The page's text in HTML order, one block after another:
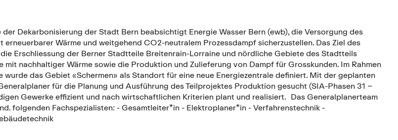
der Dekarbonisierung der Stadt Bern beabsichtigt Energie Wasser Bern (ewb), die Versorgung des
Wärme und weitgehend CO2-neutralem Prozessdampf sicherzustellen. Das Ziel des
Erschliessung der Berner Stadtteile Breitenrain-Lorraine und nördliche Gebiete des Stadtteils
mit nachhaltiger Wärme sowie die Produktion und Zulieferung von Dampf für Grosskunden. Im Rahmen
das Gebiet «Schermen» als Standort für eine neue Energiezentrale definiert. Mit der geplanten
für die Planung und Ausführung des Teilprojektes Produktion gesucht (SIA-Phasen 31 –
Gewerke effizient und nach wirtschaftlichen Kriterien plant und realisiert. Das Generalplanerteam
folgenden Fachspezialisten: - Gesamtleiter*in - Elektroplaner*in - Verfahrenstechnik -